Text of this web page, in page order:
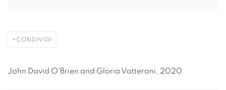
CONDIVIDI
John David O'Brien and Gloria Vatteroni, 2020